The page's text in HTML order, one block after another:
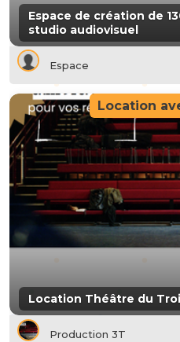
Espace de création de
studio audiovisuel
Espace
Location Théâtre du
Location
Production 3T